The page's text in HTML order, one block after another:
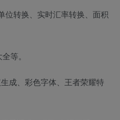
位转换、实时汇率转换、面积
等。
成、彩色字体、王者荣耀特